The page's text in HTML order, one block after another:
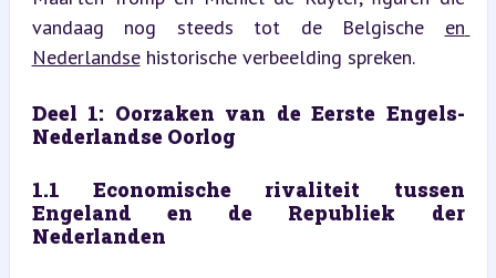
vandaag nog steeds tot de Belgische en
Nederlandse historische verbeelding spreken.
Deel 1: Oorzaken van de Eerste Engels-
Nederlandse Oorlog
1.1 Economische rivaliteit tussen
Engeland en de Republiek der
Nederlanden